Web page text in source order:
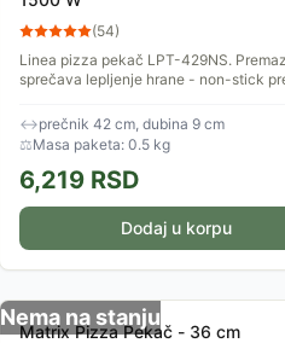
(54)
Linea pizza pekač LPT-429NS.
sprečava lepljenje hrane - non-stick
↔prečnik 42 cm, dubina 9 cm
⚖Masa paketa: 0.5 kg
6,219 RSD
Dodaj u korpu
Nema na stanju
Matrix Pizza Pekač - 36 cm